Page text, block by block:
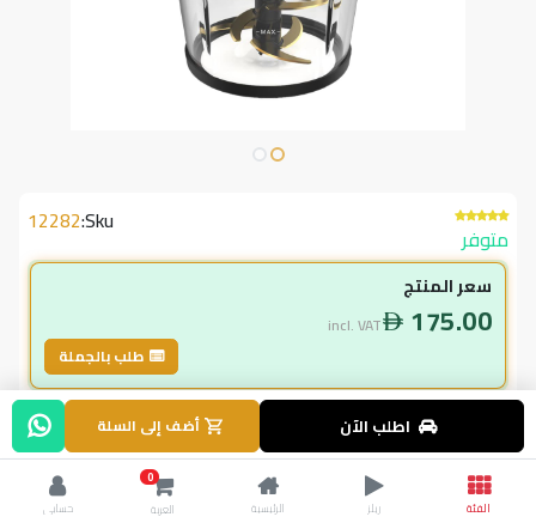
متوفر
Sku:
12282
سعر المنتج
175.00
incl. VAT
طلب بالجملة
لاعضاء ال vip
157.50
incl. VAT
175.00 وفر17.50
اطلب الآن أضف إلى السلة
الفئة ريلز الرئيسية
0
العربة
حسابي